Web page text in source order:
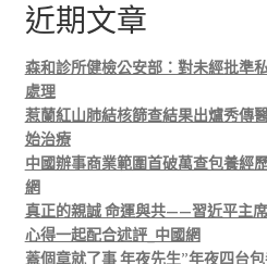
近期文章
森和診所健檢公安部：對未經批準
處理
惹蘭紅山肺結核篩查結果出爐秀傳
始治療
中國辦事商業範圍首破萬查包養經
網
真正的親誠 命運與共——習近平主
心得一起配合述評_中國網
蓋個章就了事 年夜先生”年夜四台